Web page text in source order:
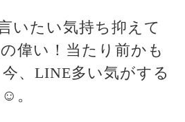
いたい気持ち抑えて
偉い！当たり前かも
、LINE多い気がする
。